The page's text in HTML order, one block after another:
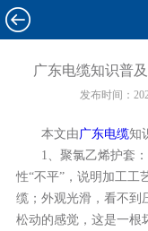
广东电缆知识普
发布时间：
本文由广东电缆知
1、聚氯乙烯护套：
性“不平”，说明加工工
缆；外观光滑，看不到
松动的感觉，这是一根